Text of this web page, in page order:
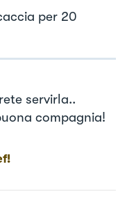
per 20
servirla..
compagnia!